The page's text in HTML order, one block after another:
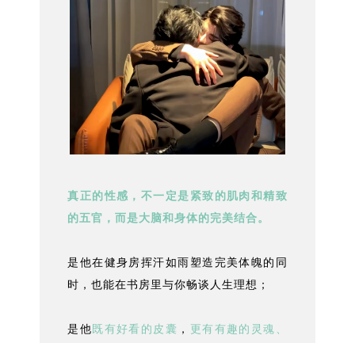
真正的性感，不一定是紧致的肌肉和精致
的五官，而是大脑和身体的完美结合。
是他在健身房挥汗如雨塑造完美体魄的同
时，也能在书房里与你畅谈人生理想；
是他既有好看的皮囊 ， 更有有趣的灵魂、